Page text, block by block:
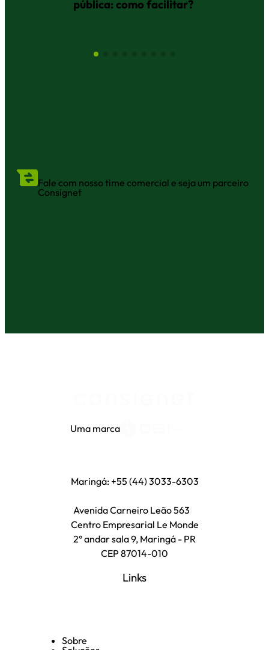
pública: como facilitar?
Fale com nosso time comercial e seja um parceiro
Consignet
Uma marca
Maringá: +55 (44) 3033-6303
Avenida Carneiro Leão 563
Centro Empresarial Le Monde
2° andar sala 9, Maringá - PR
CEP 87014-010
Links
Sobre